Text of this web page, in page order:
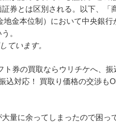
券とは区別される。以下、「
金本位制）において中央銀行
。
ています。
券の買取ならウリチケへ、
込対応！ 買取り価格の交渉も
量に余ってしまったので困っ